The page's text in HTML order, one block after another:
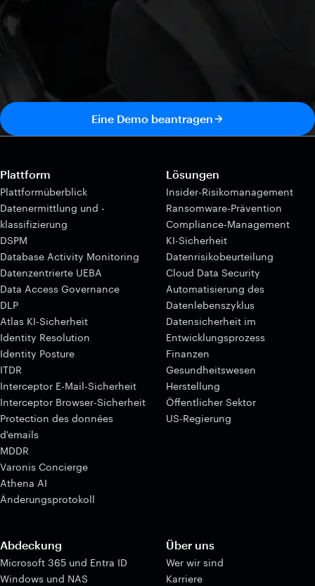
Eine Demo beantragen
Plattform
Plattformüberblick
Datenermittlung und -
klassifizierung
DSPM
Database Activity Monitoring
Datenzentrierte UEBA
Data Access Governance
DLP
Atlas KI-Sicherheit
Identity Resolution
Identity Posture
ITDR
Interceptor E-Mail-Sicherheit
Interceptor Browser-Sicherheit
Protection des données
d'emails
MDDR
Varonis Concierge
Athena AI
Änderungsprotokoll
Lösungen
Insider-Risikomanagement
Ransomware-Prävention
Compliance-Management
KI-Sicherheit
Datenrisikobeurteilung
Cloud Data Security
Automatisierung des
Datenlebenszyklus
Datensicherheit im
Entwicklungsprozess
Finanzen
Gesundheitswesen
Herstellung
Öffentlicher Sektor
US-Regierung
Abdeckung
Microsoft 365 und Entra ID
Windows und NAS
Über uns
Wer wir sind
Karriere